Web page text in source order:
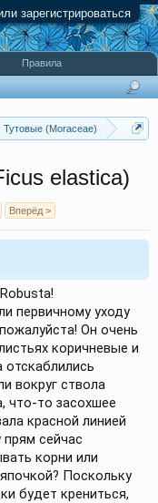
зарегистрироваться
Тутовые (Moraceae)
elastica)
Вперёд >
первичному уходу
Он очень
коричневые и
вокруг ствола
что-то засохшее
красной линией
сейчас
корни или
Поскольку
будет крениться,
Правила